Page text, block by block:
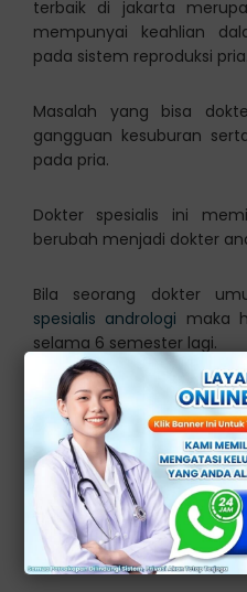
terbaik di jakarta
mempunyai keahlian
pada sistem reproduksi pria.
Masalah yang bisa
gangguan kesuburan
pada pria.
Dokter spesialis ini
berubah menjadi dokter
Bila seorang dokter
spesialis andrologi maka
selama 6 semester lagi.
Andrologi sendiri ialah
mempelajari struktur dan
Setelah masa
seorang dokter umum
andrologi dan menjadi
sakit.